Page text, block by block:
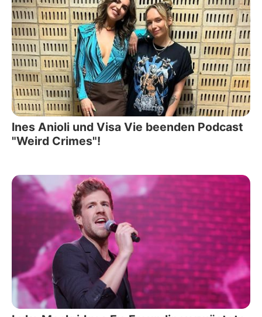
Ines Anioli und Visa Vie beenden Podcast
"Weird Crimes"!